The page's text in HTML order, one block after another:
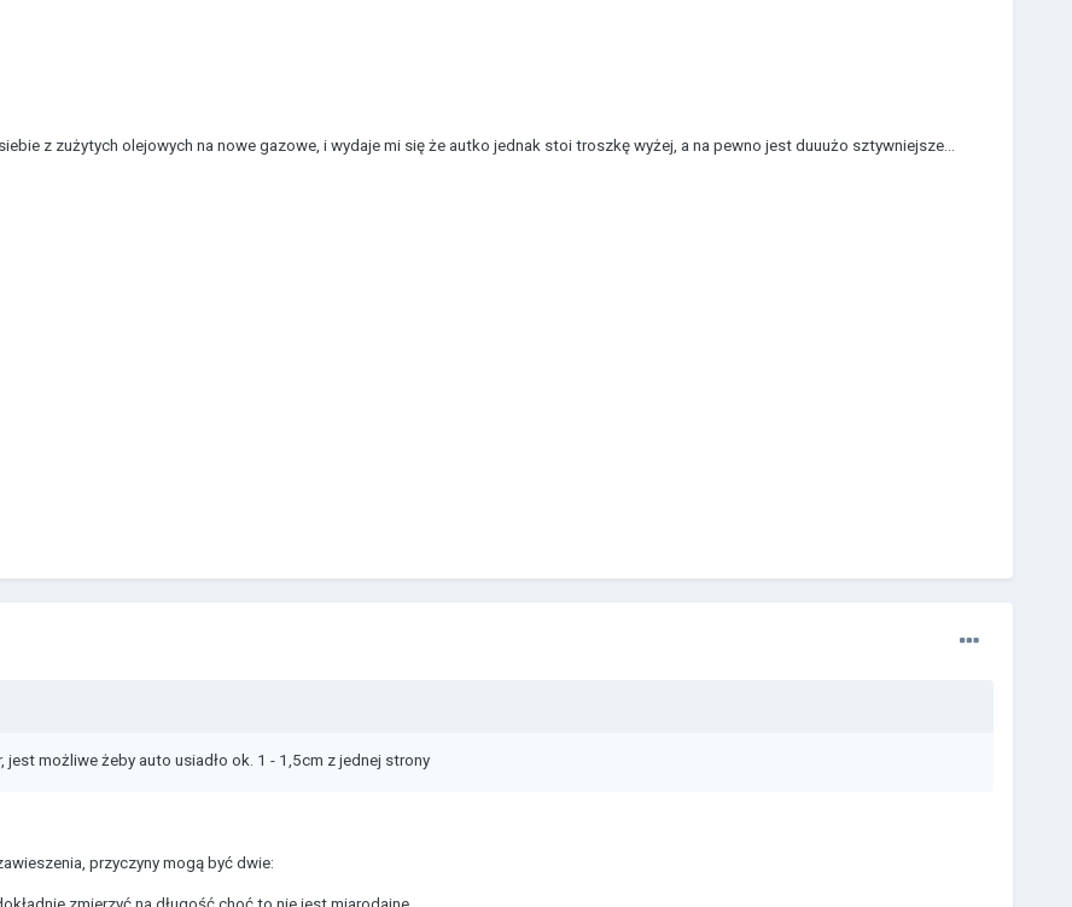
z zużytych olejowych na nowe gazowe, i wydaje mi się że autko jednak stoi troszkę wyżej, a na pewno jest duuużo sztywniejsze...
jest możliwe żeby auto usiadło ok. 1 - 1,5cm z jednej strony
przyczyny mogą być dwie: